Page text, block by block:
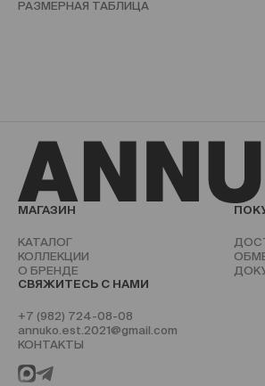
РАЗМЕРНАЯ ТАБЛИЦА
МАГАЗИН
КАТАЛОГ
КОЛЛЕКЦИИ
О БРЕНДЕ
СВЯЖИТЕСЬ С НАМИ
+7 (982) 724-08-08
annuko.est.2021@gmail.com
КОНТАКТЫ